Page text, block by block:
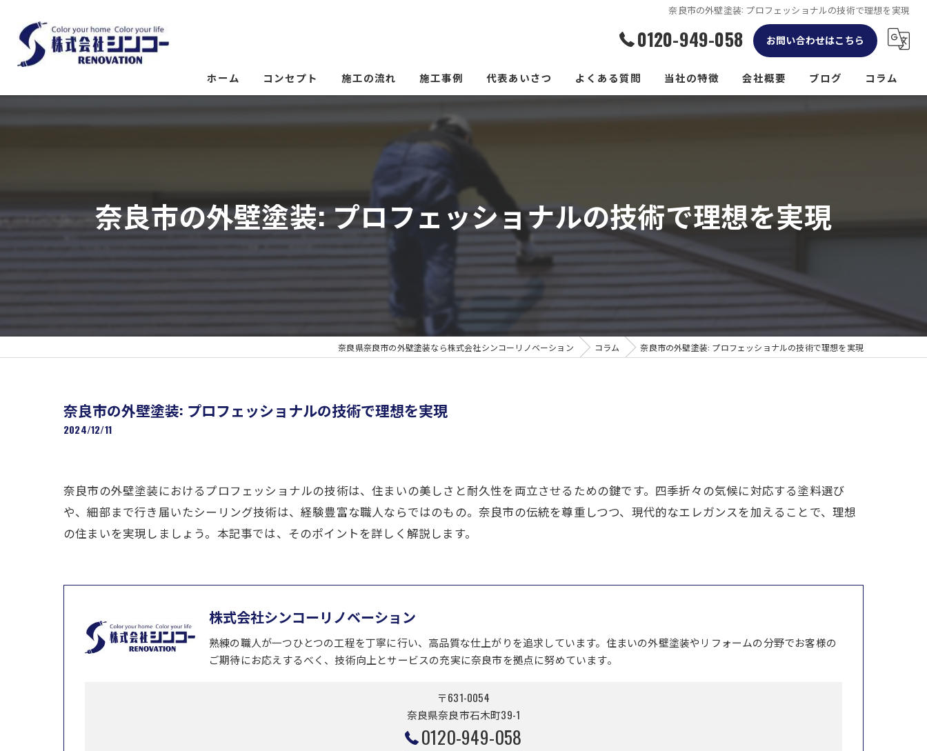
奈良市の外壁塗装: プロフェッショナルの技術で理想を実現
0120-949-058 お問い合わせはこちら
ホーム コンセプト 施工の流れ 施工事例 代表あいさつ よくある質問 当社の特徴
防水工事
雨樋工事
会社概要 ブログ コラム
奈良市の外壁塗装: プロフェッショナルの技術で理想を実現
奈良県奈良市の外壁塗装なら株式会社シンコーリノベーション コラム 奈良市の外壁塗装: プロフェッショナルの技術で理想を実現
奈良市の外壁塗装: プロフェッショナルの技術で理想を実現
2024/12/11
奈良市の外壁塗装におけるプロフェッショナルの技術は、住まいの美しさと耐久性を両立させるための鍵です。四季折々の気候に対応する塗料選び
や、細部まで行き届いたシーリング技術は、経験豊富な職人ならではのもの。奈良市の伝統を尊重しつつ、現代的なエレガンスを加えることで、理想
の住まいを実現しましょう。本記事では、そのポイントを詳しく解説します。
株式会社シンコーリノベーション
熟練の職人が一つひとつの工程を丁寧に行い、高品質な仕上がりを追求しています。住まいの外壁塗装やリフォームの分野でお客様の
ご期待にお応えするべく、技術向上とサービスの充実に奈良市を拠点に努めています。
〒631-0054
奈良県奈良市石木町39-1
0120-949-058